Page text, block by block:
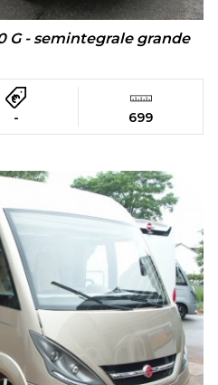
G - semintegrale grande
- 699